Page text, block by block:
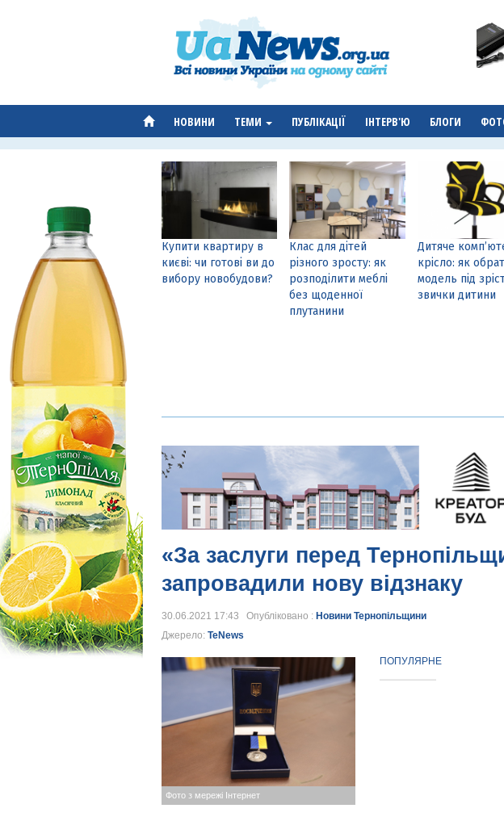
НОВИНИ ТЕМИ ПУБЛІКАЦІЇ ІНТЕРВ'Ю БЛОГИ
Купити квартиру в
києві: чи готові ви до
вибору новобудови?
Клас для дітей
різного зросту: як
розподілити меблі
без щоденної
плутанини
Дитяче
крісло: як
модель під
звички дитини
«За заслуги перед
запровадили нову відзнаку
30.06.2021 17:43 Опубліковано : Новини Тернопільщини
Джерело: TeNews
Фото з мережі Інтернет
ПОПУЛЯРНЕ